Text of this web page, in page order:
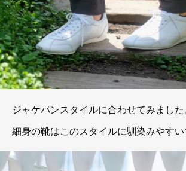
ジャケパンスタイルに合わせてみました
細身の靴はこのスタイルに馴染みやすい